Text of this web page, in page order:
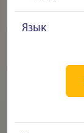
Язык